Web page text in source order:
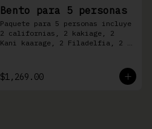
Bento para 5 personas
Paquete para 5 personas incluye
2 californias, 2 kakiage, 2
Kani kaarage, 2 Filadelfia, 2
$1,269.00